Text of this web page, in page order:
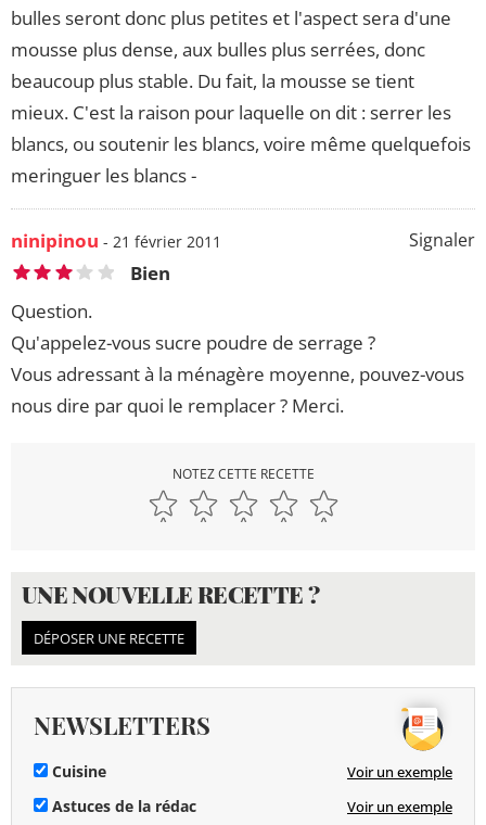
bulles seront donc plus petites et l'aspect sera d'une
mousse plus dense, aux bulles plus serrées, donc
beaucoup plus stable. Du fait, la mousse se tient
mieux. C'est la raison pour laquelle on dit : serrer les
blancs, ou soutenir les blancs, voire même quelquefois
meringuer les blancs -
Signaler
ninipinou - 21 février 2011
Bien
Question.
Qu'appelez-vous sucre poudre de serrage ?
Vous adressant à la ménagère moyenne, pouvez-vous
nous dire par quoi le remplacer ? Merci.
NOTEZ CETTE RECETTE
UNE NOUVELLE RECETTE ?
DÉPOSER UNE RECETTE
NEWSLETTERS
Cuisine Voir un exemple
Astuces de la rédac Voir un exemple